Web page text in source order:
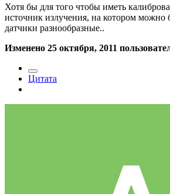
Хотя бы для того чтобы иметь
источник излучения, на котором можно
датчики разнообразные..
Изменено 25 октября, 2011
Цитата